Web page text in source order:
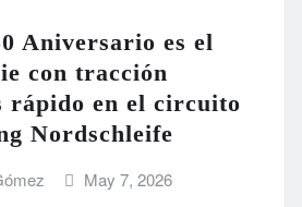
Aniversario es el
con tracción
rápido en el circuito
Nordschleife
May 7, 2026